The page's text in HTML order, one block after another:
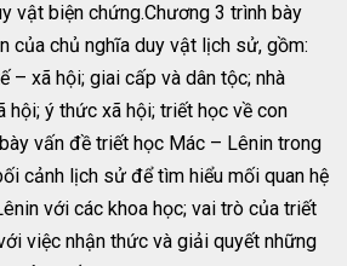
vật biện chứng.Chương 3 trình bày
của chủ nghĩa duy vật lịch sử, gồm:
– xã hội; giai cấp và dân tộc; nhà
hội; ý thức xã hội; triết học về con
vấn đề triết học Mác – Lênin trong
cảnh lịch sử để tìm hiểu mối quan hệ
với các khoa học; vai trò của triết
việc nhận thức và giải quyết những